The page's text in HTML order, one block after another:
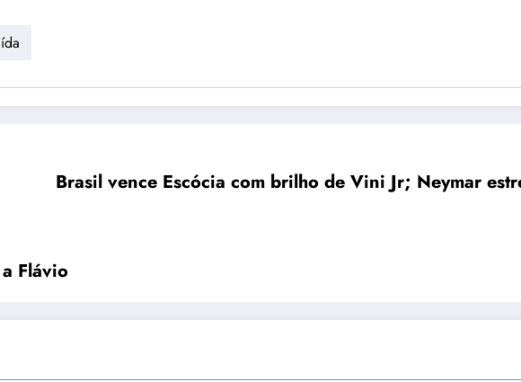
Brasil vence Escócia com brilho de Vini Jr; Neymar
Flávio